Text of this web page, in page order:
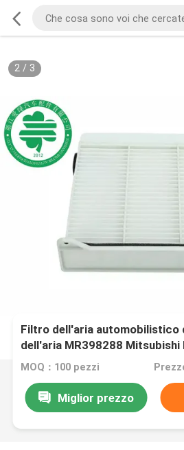
2/ 3
Filtro dell'aria automobilistico
dell'aria MR398288 Mitsubishi
del Outlander
MOQ：100 pezzi
Miglior prezzo